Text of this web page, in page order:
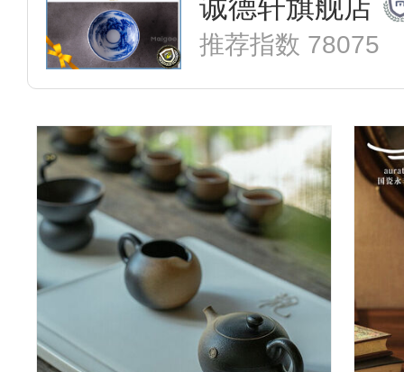
诚德轩旗舰店
推荐指数 78075